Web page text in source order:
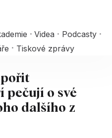
Videa
Podcasty
Tiskové zprávy
pečují o své
dalšího z